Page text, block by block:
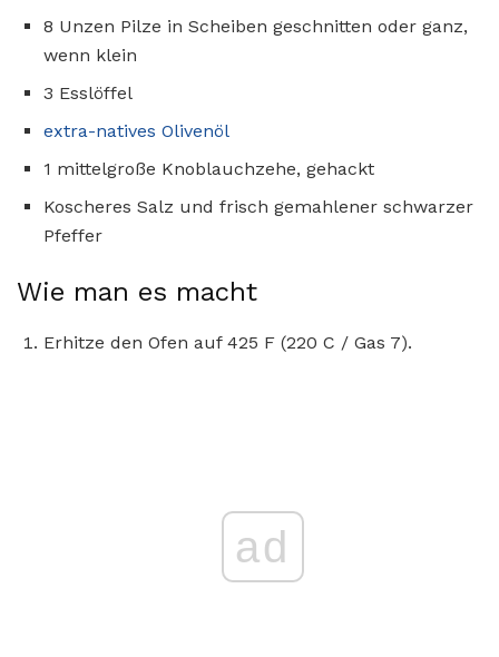
8 Unzen Pilze in Scheiben geschnitten oder ganz,
wenn klein
3 Esslöffel
extra-natives Olivenöl
1 mittelgroße Knoblauchzehe, gehackt
Koscheres Salz und frisch gemahlener schwarzer
Pfeffer
Wie man es macht
Erhitze den Ofen auf 425 F (220 C / Gas 7).
ad